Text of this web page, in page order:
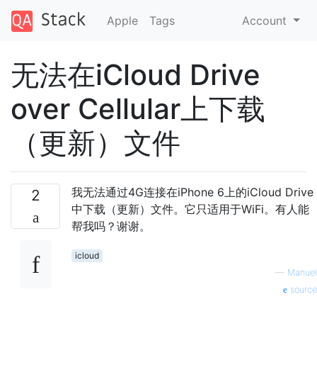
Apple Tags Account
无法在iCloud Drive
over Cellular上下载
（更新）文件
2
我无法通过4G连接在iPhone 6上的iCloud Drive
中下载（更新）文件。它只适用于WiFi。有人能
帮我吗？谢谢。
icloud
— Manuel
source